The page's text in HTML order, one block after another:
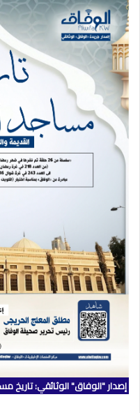
إصدار "الوفاق" الوثائقي: تاريخ